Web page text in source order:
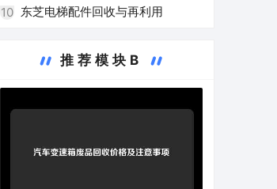
10 东芝电梯配件回收与再利用
推荐模块B